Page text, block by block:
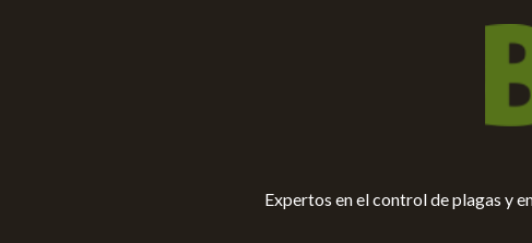
Expertos en el control de plagas y